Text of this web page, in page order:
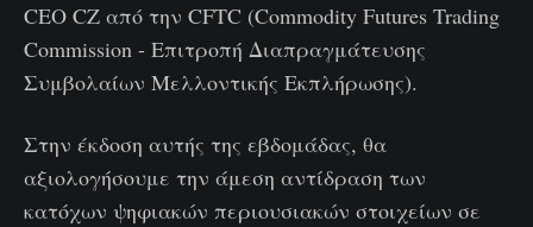
CEO CZ από την CFTC (Commodity Futures Trading
Commission - Επιτροπή Διαπραγμάτευσης
Συμβολαίων Μελλοντικής Εκπλήρωσης).
Στην έκδοση αυτής της εβδομάδας, θα
αξιολογήσουμε την άμεση αντίδραση των
κατόχων ψηφιακών περιουσιακών στοιχείων σε